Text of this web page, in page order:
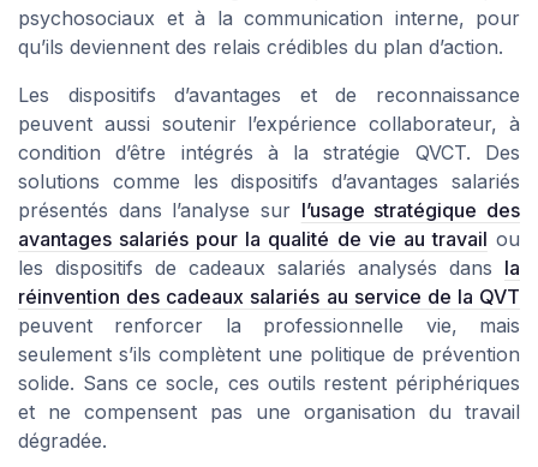
psychosociaux et à la communication interne, pour
qu’ils deviennent des relais crédibles du plan d’action.
Les dispositifs d’avantages et de reconnaissance
peuvent aussi soutenir l’expérience collaborateur, à
condition d’être intégrés à la stratégie QVCT. Des
solutions comme les dispositifs d’avantages salariés
présentés dans l’analyse sur l’usage stratégique des
avantages salariés pour la qualité de vie au travail ou
les dispositifs de cadeaux salariés analysés dans la
réinvention des cadeaux salariés au service de la QVT
peuvent renforcer la professionnelle vie, mais
seulement s’ils complètent une politique de prévention
solide. Sans ce socle, ces outils restent périphériques
et ne compensent pas une organisation du travail
dégradée.